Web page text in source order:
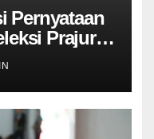
Pernyataan
Prajurit